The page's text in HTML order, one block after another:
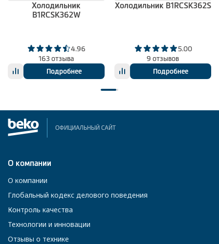
Холодильник
B1RCSK362W
4.96
163 отзыва
Подробнее
Холодильник B1RCSK362S
5.00
9 отзывов
Подробнее
ОФИЦИАЛЬНЫЙ САЙТ
О компании
О компании
Глобальный кодекс делового поведения
Контроль качества
Технологии и инновации
Отзывы о технике